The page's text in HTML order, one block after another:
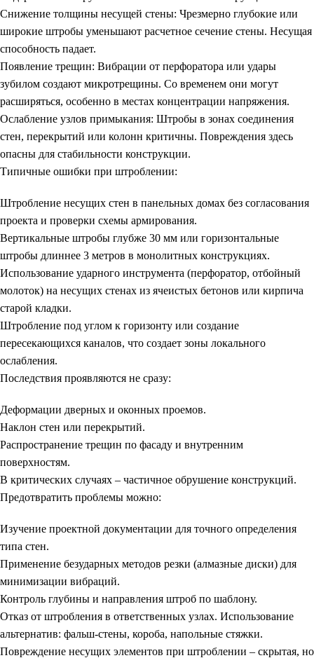
Снижение толщины несущей стены: Чрезмерно глубокие или
широкие штробы уменьшают расчетное сечение стены. Несущая
способность падает.
Появление трещин: Вибрации от перфоратора или удары
зубилом создают микротрещины. Со временем они могут
расширяться, особенно в местах концентрации напряжения.
Ослабление узлов примыкания: Штробы в зонах соединения
стен, перекрытий или колонн критичны. Повреждения здесь
опасны для стабильности конструкции.
Типичные ошибки при штроблении:
Штробление несущих стен в панельных домах без согласования
проекта и проверки схемы армирования.
Вертикальные штробы глубже 30 мм или горизонтальные
штробы длиннее 3 метров в монолитных конструкциях.
Использование ударного инструмента (перфоратор, отбойный
молоток) на несущих стенах из ячеистых бетонов или кирпича
старой кладки.
Штробление под углом к горизонту или создание
пересекающихся каналов, что создает зоны локального
ослабления.
Последствия проявляются не сразу:
Деформации дверных и оконных проемов.
Наклон стен или перекрытий.
Распространение трещин по фасаду и внутренним
поверхностям.
В критических случаях – частичное обрушение конструкций.
Предотвратить проблемы можно:
Изучение проектной документации для точного определения
типа стен.
Применение безударных методов резки (алмазные диски) для
минимизации вибраций.
Контроль глубины и направления штроб по шаблону.
Отказ от штробления в ответственных узлах. Использование
альтернатив: фальш-стены, короба, напольные стяжки.
Повреждение несущих элементов при штроблении – скрытая, но